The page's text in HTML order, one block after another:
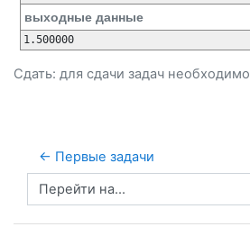
выходные данные
Сдать: для сдачи задач необходимо
← Первые задачи
Перейти на...